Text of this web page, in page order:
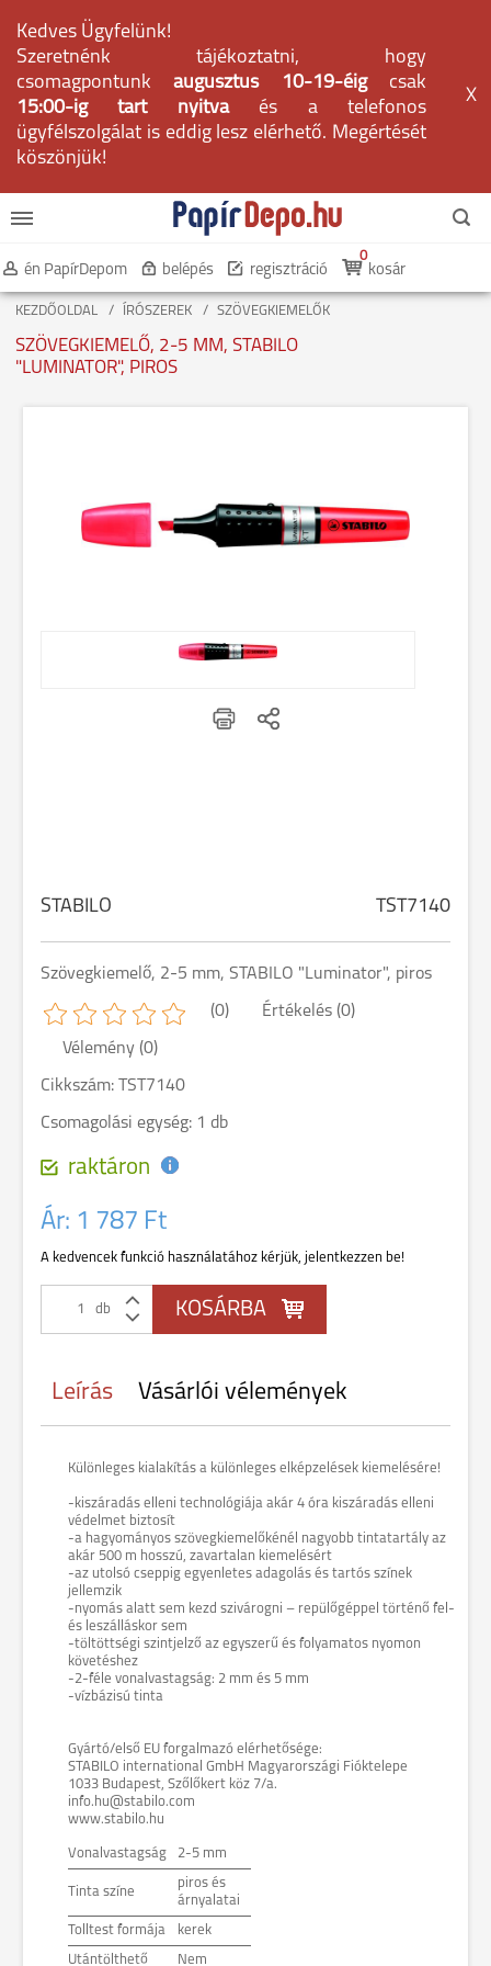
Kedves Ügyfelünk!
Szeretnénk tájékoztatni, hogy
csomagpontunkaugusztus 10-19-éig csak
15:00-ig tart nyitvaés a telefonos
ügyfélszolgálat is eddig lesz elérhető. Megértését
köszönjük!
X
én PapírDepom belépés regisztráció kosár
0
KEZDŐOLDAL ÍRÓSZEREK SZÖVEGKIEMELŐK
SZÖVEGKIEMELŐ, 2-5 MM, STABILO
"LUMINATOR", PIROS
STABILO TST7140
Szövegkiemelő, 2-5 mm, STABILO "Luminator", piros
(0) Értékelés (0)
Vélemény (0)
Cikkszám: TST7140
Csomagolási egység: 1 db
raktáron
Ár: 1 787 Ft
A kedvencek funkció használatához kérjük, jelentkezzen be!
db
Leírás Vásárlói vélemények
Különleges kialakítás a különleges elképzelések kiemelésére!
-kiszáradás elleni technológiája akár 4 óra kiszáradás elleni
védelmet biztosít
-a hagyományos szövegkiemelőkénél nagyobb tintatartály az
akár 500 m hosszú, zavartalan kiemelésért
-az utolsó cseppig egyenletes adagolás és tartós színek
jellemzik
-nyomás alatt sem kezd szivárogni – repülőgéppel történő fel-
és leszálláskor sem
-töltöttségi szintjelző az egyszerű és folyamatos nyomon
követéshez
-2-féle vonalvastagság: 2 mm és 5 mm
-vízbázisú tinta
Gyártó/első EU forgalmazó elérhetősége:
STABILO international GmbH Magyarországi Fióktelepe
1033 Budapest, Szőlőkert köz 7/a.
info.hu@stabilo.com
www.stabilo.hu
Vonalvastagság 2-5 mm
Tinta színe
piros és
árnyalatai
Tolltest formája kerek
Utántölthető Nem